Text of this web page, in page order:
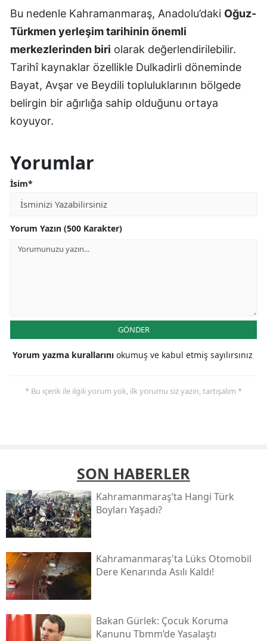
Bu nedenle Kahramanmaraş, Anadolu’daki Oğuz-
Türkmen yerleşim tarihinin önemli
merkezlerinden biri olarak değerlendirilebilir.
Tarihî kaynaklar özellikle Dulkadirli döneminde
Bayat, Avşar ve Beydili topluluklarının bölgede
belirgin bir ağırlığa sahip olduğunu ortaya
koyuyor.
Yorumlar
İsim*
Yorum Yazın (500 Karakter)
GÖNDER
Yorum yazma kurallarını okumuş ve kabul etmiş sayılırsınız
* Bu içerik ile ilgili yorum yok, ilk yorumu siz yazın, tartışalım *
SON HABERLER
Kahramanmaraş’ta Hangi Türk
Boyları Yaşadı?
Kahramanmaraş'ta Lüks Otomobil
Dere Kenarında Asılı Kaldı!
Bakan Gürlek: Çocuk Koruma
Kanunu Tbmm’de Yasalaştı